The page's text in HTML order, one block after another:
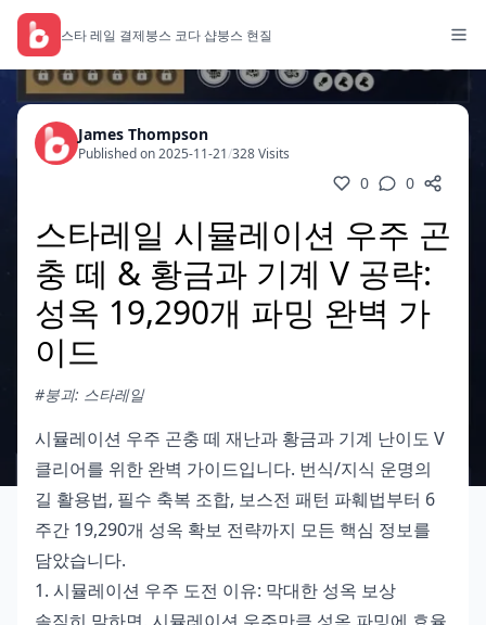
스타 레일 결제붕스 코다 샵붕스 현질
James Thompson
Published on 2025-11-21/328 Visits
0 0
스타레일 시뮬레이션 우주 곤
충 떼 & 황금과 기계 V 공략:
성옥 19,290개 파밍 완벽 가
이드
#붕괴: 스타레일
시뮬레이션 우주 곤충 떼 재난과 황금과 기계 난이도 V
클리어를 위한 완벽 가이드입니다. 번식/지식 운명의
길 활용법, 필수 축복 조합, 보스전 패턴 파훼법부터 6
주간 19,290개 성옥 확보 전략까지 모든 핵심 정보를
담았습니다.
1. 시뮬레이션 우주 도전 이유: 막대한 성옥 보상